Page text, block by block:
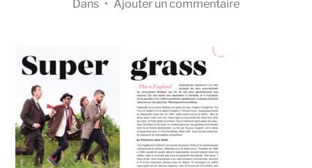
Dans • Ajouter un commentaire